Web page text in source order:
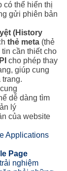
có thể hiển thị
gửi phiên bản
(History
thẻ meta (thẻ
cần thiết cho
cho phép thay
giúp cung
dễ dàng tìm
lý
của website
Page
nghiệm